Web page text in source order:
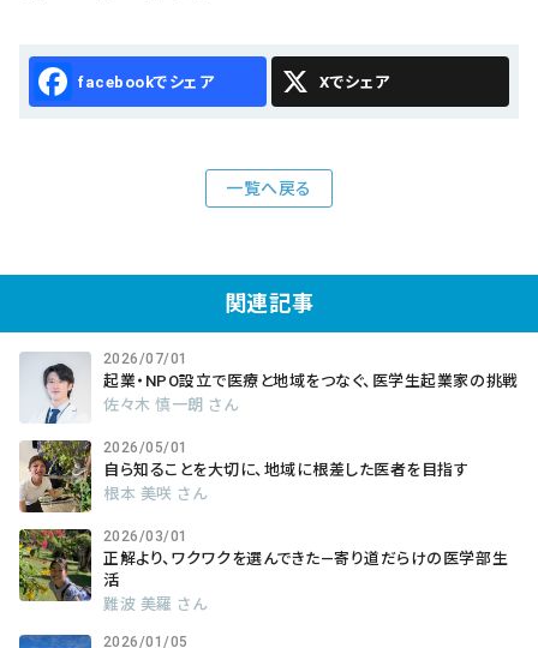
Facebook X
一覧へ戻る
関連記事
2026/07/01
起業・NPO設立で医療と地域をつなぐ、医学生起業家の挑戦
佐々木 慎一朗 さん
2026/05/01
自ら知ることを大切に、地域に根差した医者を目指す
根本 美咲 さん
2026/03/01
正解より、ワクワクを選んできた―寄り道だらけの医学部生
活
難波 美羅 さん
2026/01/05